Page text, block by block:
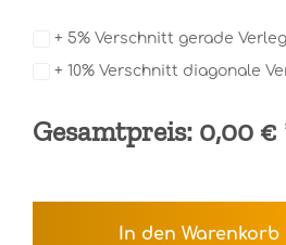
+ 5% Verschnitt gerade
+ 10% Verschnitt diagonale
Gesamtpreis: 0,00 €
In den Warenkorb